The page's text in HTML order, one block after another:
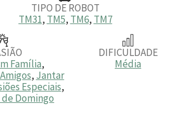
TIPO DE ROBOT
TM31, TM5, TM6, TM7
Família,
, Jantar
Especiais,
Domingo
DIFICULDADE
Média